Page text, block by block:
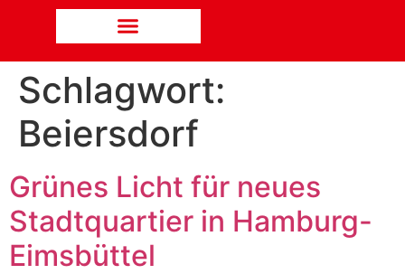
Schlagwort:
Beiersdorf
Grünes Licht für neues
Stadtquartier in Hamburg-
Eimsbüttel